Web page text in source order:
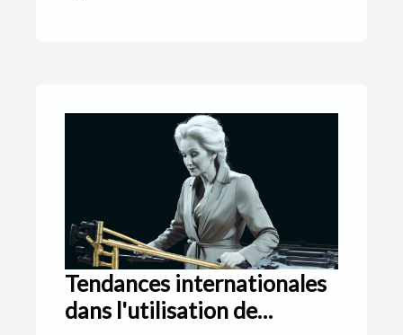
Tendances internationales
dans l'utilisation de